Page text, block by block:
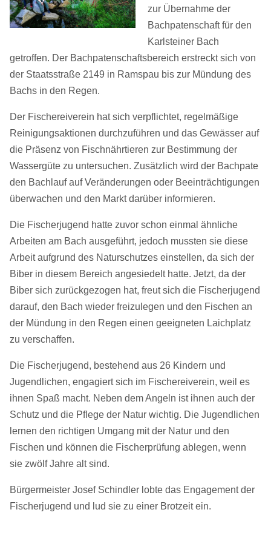
zur Übernahme der
Bachpatenschaft für den
Karlsteiner Bach
getroffen. Der Bachpatenschaftsbereich erstreckt sich von
der Staatsstraße 2149 in Ramspau bis zur Mündung des
Bachs in den Regen.
Der Fischereiverein hat sich verpflichtet, regelmäßige
Reinigungsaktionen durchzuführen und das Gewässer auf
die Präsenz von Fischnährtieren zur Bestimmung der
Wassergüte zu untersuchen. Zusätzlich wird der Bachpate
den Bachlauf auf Veränderungen oder Beeinträchtigungen
überwachen und den Markt darüber informieren.
Die Fischerjugend hatte zuvor schon einmal ähnliche
Arbeiten am Bach ausgeführt, jedoch mussten sie diese
Arbeit aufgrund des Naturschutzes einstellen, da sich der
Biber in diesem Bereich angesiedelt hatte. Jetzt, da der
Biber sich zurückgezogen hat, freut sich die Fischerjugend
darauf, den Bach wieder freizulegen und den Fischen an
der Mündung in den Regen einen geeigneten Laichplatz
zu verschaffen.
Die Fischerjugend, bestehend aus 26 Kindern und
Jugendlichen, engagiert sich im Fischereiverein, weil es
ihnen Spaß macht. Neben dem Angeln ist ihnen auch der
Schutz und die Pflege der Natur wichtig. Die Jugendlichen
lernen den richtigen Umgang mit der Natur und den
Fischen und können die Fischerprüfung ablegen, wenn
sie zwölf Jahre alt sind.
Bürgermeister Josef Schindler lobte das Engagement der
Fischerjugend und lud sie zu einer Brotzeit ein.